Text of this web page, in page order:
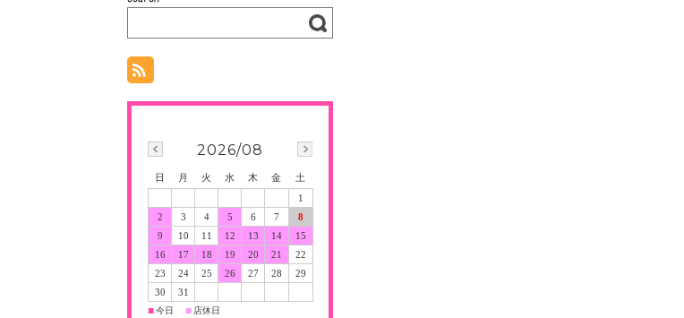
2026/08
日 月 火 水 木 金
土
1
2
3 4 5 6 7
8
9
10 11 12 13 14
15
16
17 18 19 20 21
22
23
24 25 26 27 28
29
30
31
■今日 ■ 店休日